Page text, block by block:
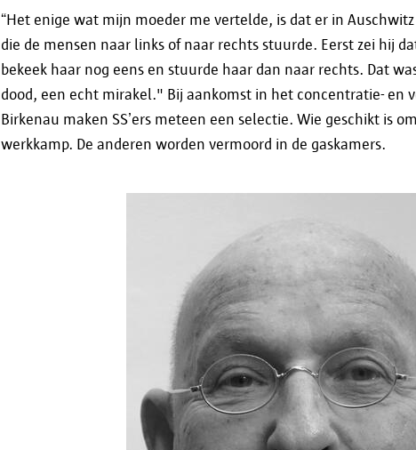
“Het enige wat mijn moeder me vertelde, is dat er in
die de mensen naar links of naar rechts stuurde. Eerst zei hij
bekeek haar nog eens en stuurde haar dan naar rechts. Dat
dood, een echt mirakel." Bij aankomst in het concentratie- en
Birkenau maken SS’ers meteen een selectie. Wie geschikt is
werkkamp. De anderen worden vermoord in de gaskamers.
Koning Albert II Laan 15
1210 Brussel
Tel. 02 553 20 85
contact@toezichtcommissie.be
Gegevensbeschermingsautoriteit
Fax 02/274.48.35
contact@apd-gba.be
Heb je vragen over de verwerking
deze verklaring? Dan kan je onze
contacteren via